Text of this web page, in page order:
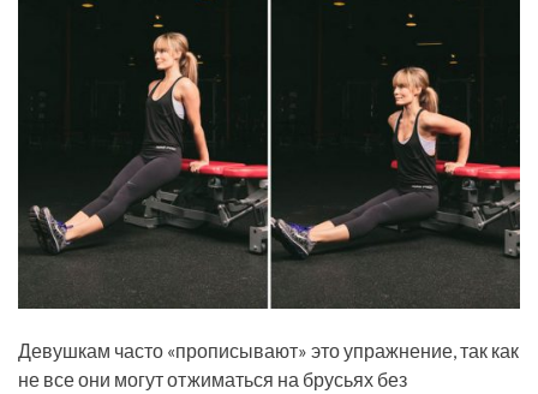
Девушкам часто «прописывают» это упражнение, так как
не все они могут отжиматься на брусьях без